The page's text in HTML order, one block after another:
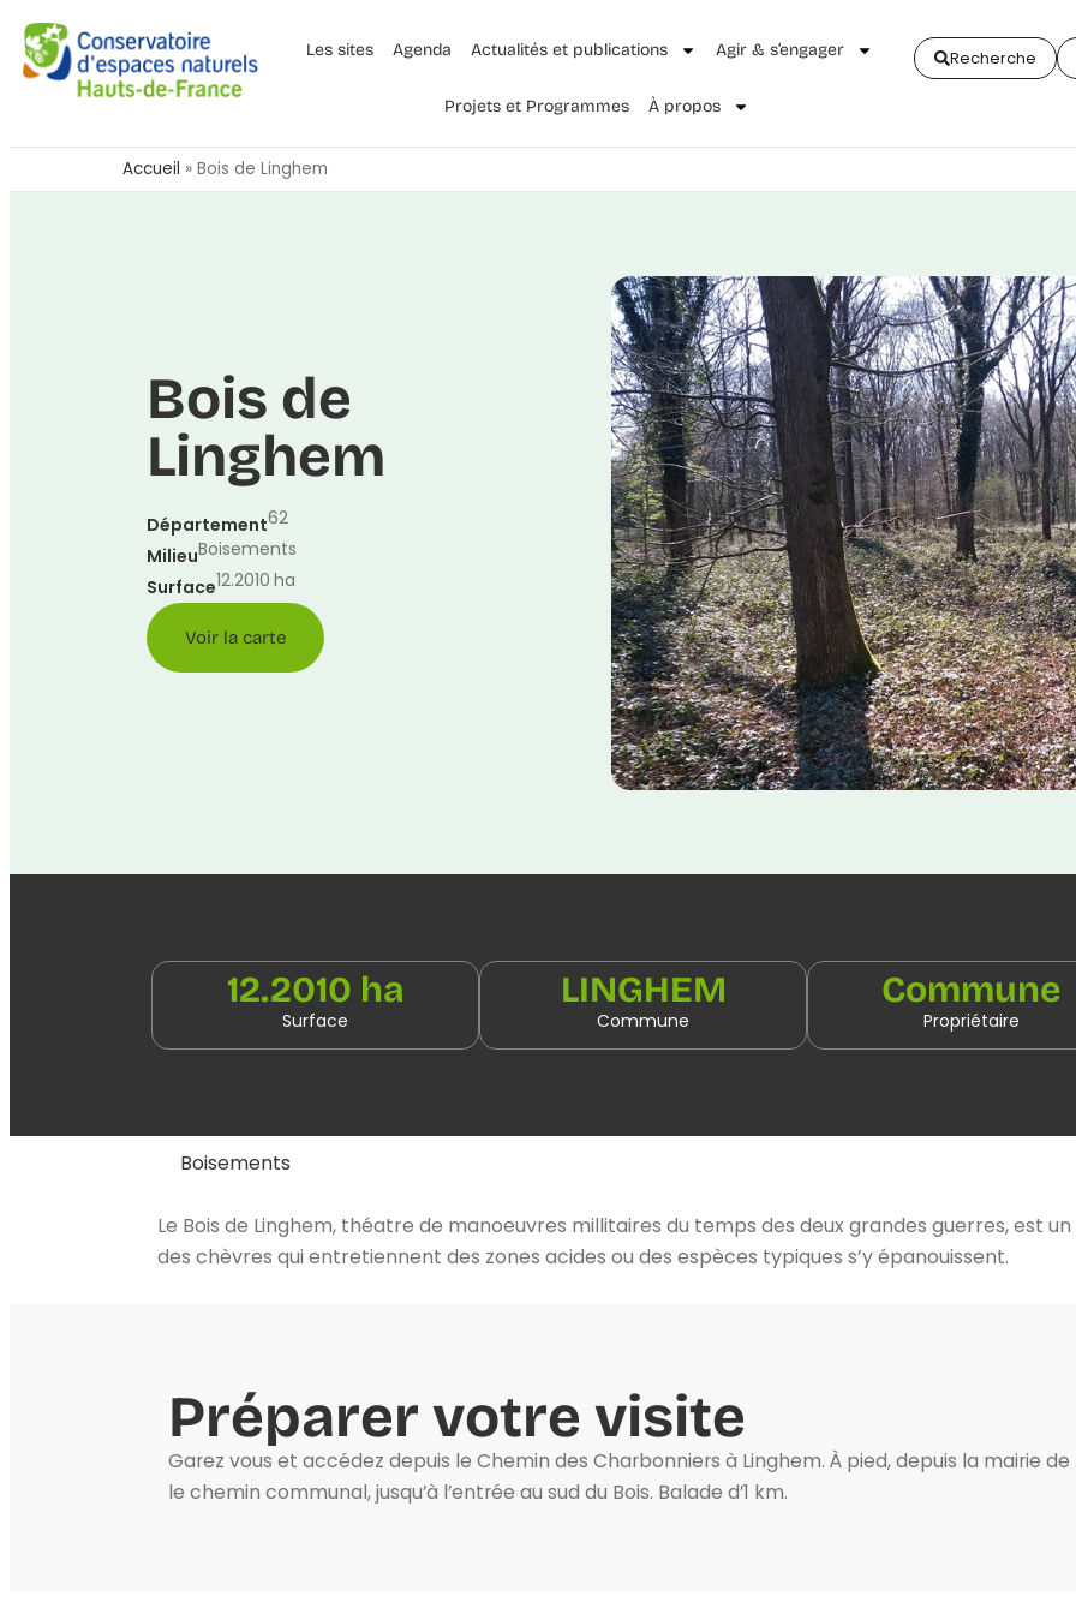
Les sites Agenda Actualités et publications Agir & s’engager
Projets et Programmes À propos
Recherche
Accueil » Bois de Linghem
Bois de
Linghem
Département62
MilieuBoisements
Surface12.2010 ha
Voir la carte
12.2010 ha
Surface
LINGHEM
Commune
Commune
Propriétaire
Boisements
Le Bois de Linghem, théatre de manoeuvres millitaires du temps des deux grandes guerres, est
des chèvres qui entretiennent des zones acides ou des espèces typiques s’y épanouissent.
Préparer votre visite
Garez vous et accédez depuis le Chemin des Charbonniers à Linghem. À pied, depuis la mairie
le chemin communal, jusqu’à l’entrée au sud du Bois. Balade d’1 km.